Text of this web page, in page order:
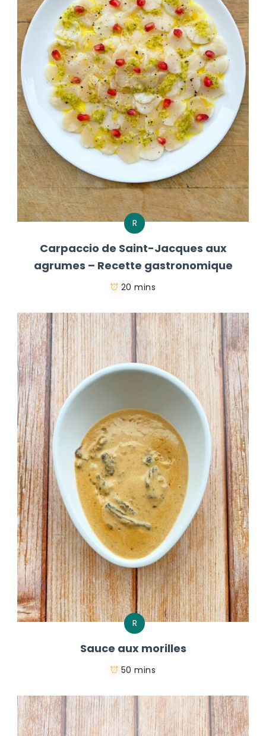
R
Carpaccio de Saint-Jacques aux
agrumes – Recette gastronomique
20 mins
R
Sauce aux morilles
50 mins